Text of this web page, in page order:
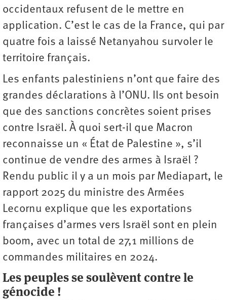
occidentaux refusent de le mettre en
application. C’est le cas de la France, qui par
quatre fois a laissé Netanyahou survoler le
territoire français.
Les enfants palestiniens n’ont que faire des
grandes déclarations à l’ONU. Ils ont besoin
que des sanctions concrètes soient prises
contre Israël. À quoi sert-il que Macron
reconnaisse un « État de Palestine », s’il
continue de vendre des armes à Israël ?
Rendu public il y a un mois par Mediapart, le
rapport 2025 du ministre des Armées
Lecornu explique que les exportations
françaises d’armes vers Israël sont en plein
boom, avec un total de 27,1 millions de
commandes militaires en 2024.
Les peuples se soulèvent contre le
génocide !